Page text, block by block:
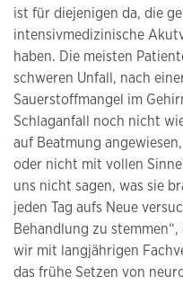
ist für diejenigen da, die
intensivmedizinische
haben. Die meisten
schweren Unfall, nach
Sauerstoffmangel im
Schlaganfall noch nicht
auf Beatmung
oder nicht mit vollen
uns nicht sagen, was sie
jeden Tag aufs Neue
Behandlung zu
wir mit langjährigen
das frühe Setzen von